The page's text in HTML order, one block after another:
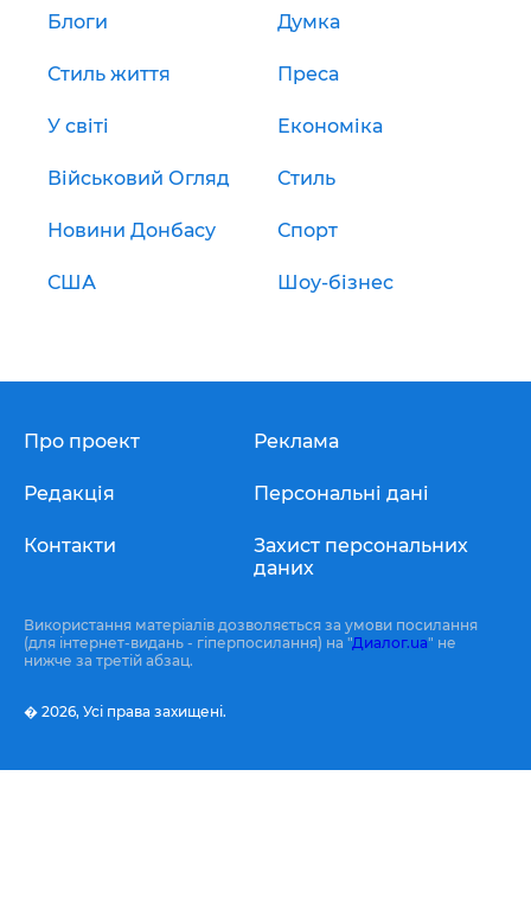
Блоги Думка
Стиль життя Преса
У світі Економіка
Військовий Огляд Стиль
Новини Донбасу Спорт
США Шоу-бізнес
Про проект
Редакція
Контакти
Реклама
Персональні дані
Захист персональних
даних
Використання матеріалів дозволяється за умови посилання
(для інтернет-видань - гіперпосилання) на "Диалог.ua" не
нижче за третій абзац.
� 2026, Усі права захищені.